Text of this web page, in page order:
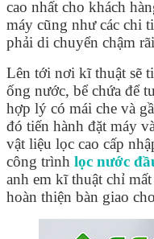
cao nhất cho khách
máy cũng như các chi
phải di chuyển chậm
Lên tới nơi kĩ thuật sẽ
ống nước, bể chứa để
hợp lý có mái che và
đó tiến hành đặt máy
vật liệu lọc cao cấp
công trình lọc nước
anh em kĩ thuật chỉ
hoàn thiện bàn giao